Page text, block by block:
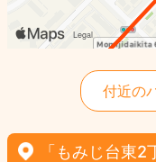
付近の
「もみじ台東